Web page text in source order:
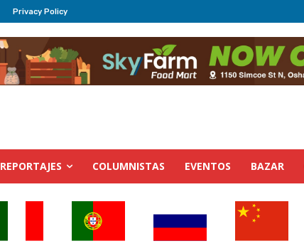
Privacy Policy
REPORTAJES COLUMNISTAS EVENTOS BAZAR